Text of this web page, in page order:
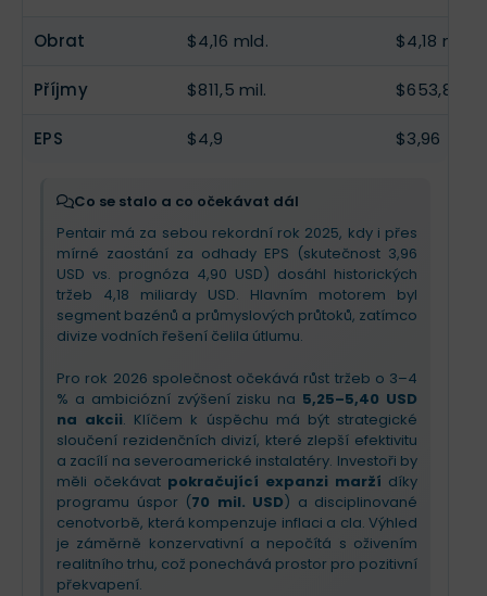
očekávat silnější druhou polovinu roku a stabilitu
díky statusu
„Dividend King“
, přičemž růst zisku
růstem trhu.
rekordnímu provoznímu zisku
a silnému cash
hledí do budoucna s optimismem a
zvyšuje
celoroční výhled
. Investoři by měli sledovat
návrat k objemovému růstu, a integraci nové
akvizice HydroStop. I přes rizika v podobě cel a
vyšších úrokových sazeb Pentair vykazuje vysokou
provozní disciplínu, která by měla zajistit
pokračující expanzi marží i v příštím roce.
Obrat $4,16 mld. $4,18 mld.
Příjmy $811,5 mil. $653,8 mil.
EPS $4,9 $3,96
Co se stalo a co očekávat dál
Pentair má za sebou rekordní rok 2025, kdy i přes
mírné zaostání za odhady EPS (skutečnost 3,96
USD vs. prognóza 4,90 USD) dosáhl historických
tržeb 4,18 miliardy USD. Hlavním motorem byl
segment bazénů a průmyslových průtoků, zatímco
divize vodních řešení čelila útlumu.
Pro rok 2026 společnost očekává růst tržeb o 3–4
% a ambiciózní zvýšení zisku na 5,25–5,40 USD
na akcii. Klíčem k úspěchu má být strategické
sloučení rezidenčních divizí, které zlepší efektivitu
a zacílí na severoamerické instalatéry. Investoři by
měli očekávat pokračující expanzi marží díky
programu úspor (70 mil. USD) a disciplinované
cenotvorbě, která kompenzuje inflaci a cla. Výhled
je záměrně konzervativní a nepočítá s oživením
realitního trhu, což ponechává prostor pro pozitivní
překvapení.